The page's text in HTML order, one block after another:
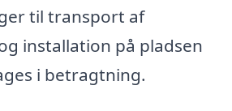
til transport af
installation på pladsen
i betragtning.